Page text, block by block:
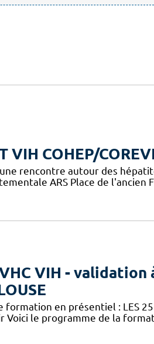
VIH COHEP/
rencontre autour des
ARS Place de l'ancien
VIH - validation
en présentiel : LES 25
Voici le programme de la